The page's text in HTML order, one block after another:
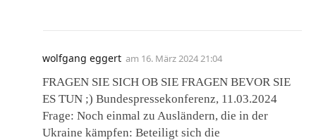
wolfgang eggert am 16. März 2024 21:04
FRAGEN SIE SICH OB SIE FRAGEN BEVOR SIE
ES TUN ;) Bundespressekonferenz, 11.03.2024
Frage: Noch einmal zu Ausländern, die in der
Ukraine kämpfen: Beteiligt sich die